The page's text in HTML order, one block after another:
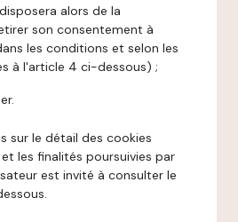
alors de la
son consentement à
les conditions et selon les
à l'article 4 ci-dessous) ;
sur le détail des cookies
les finalités poursuivies par
est invité à consulter le